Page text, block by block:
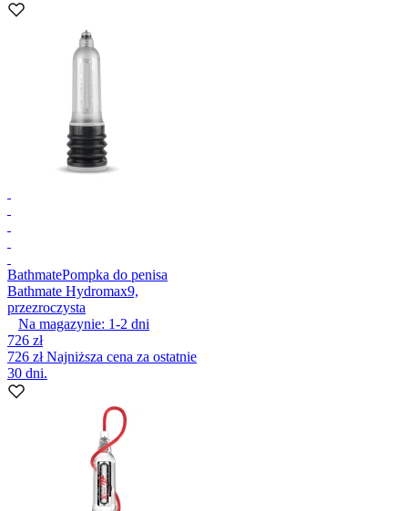
BathmatePompka do penisa
Bathmate Hydromax9,
przezroczysta
Na magazynie: 1-2 dni
726 zł
726 złNajniższa cena za ostatnie
30 dni.